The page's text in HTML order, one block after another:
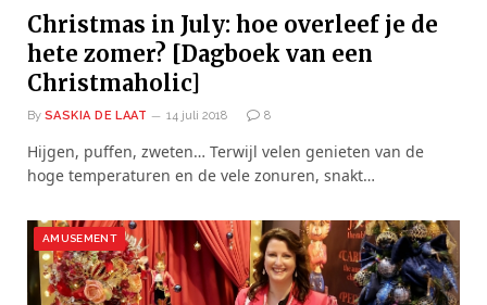
Christmas in July: hoe overleef je de
hete zomer? [Dagboek van een
Christmaholic]
By SASKIA DE LAAT 14 juli 2018 8
Hijgen, puffen, zweten… Terwijl velen genieten van de
hoge temperaturen en de vele zonuren, snakt…
AMUSEMENT